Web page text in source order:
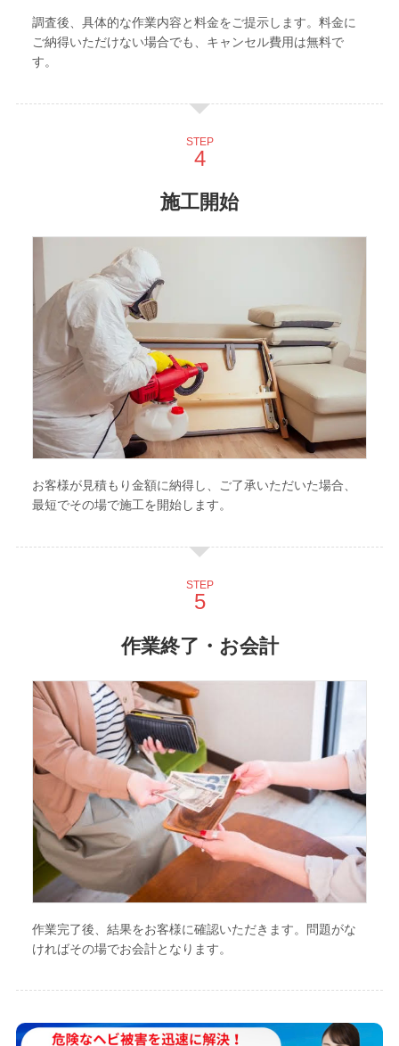
調査後、具体的な作業内容と料金をご提示します。料金に
ご納得いただけない場合でも、キャンセル費用は無料で
す。
STEP
施工開始
お客様が見積もり金額に納得し、ご了承いただいた場合、
最短でその場で施工を開始します。
STEP
作業終了・お会計
作業完了後、結果をお客様に確認いただきます。問題がな
ければその場でお会計となります。